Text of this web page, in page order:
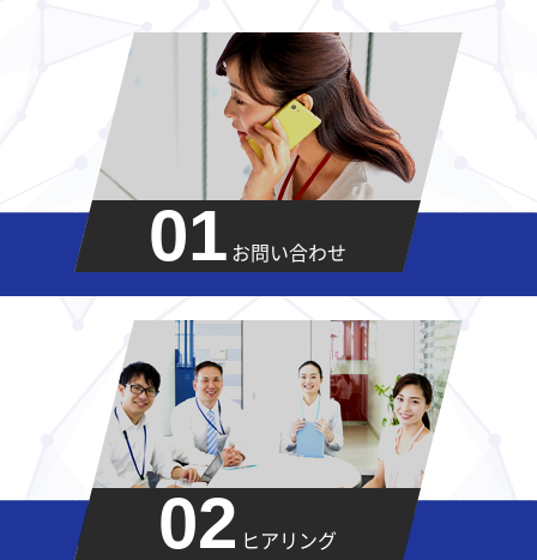
01 お問い合わせ
02 ヒアリング